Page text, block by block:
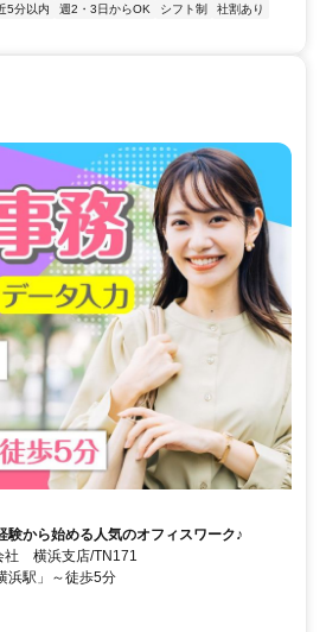
5分以内 週2・3日からOK シフト制
社割あり
から始める人気のオフィスワーク♪
社 横浜支店/TN171
浜駅」～徒歩5分